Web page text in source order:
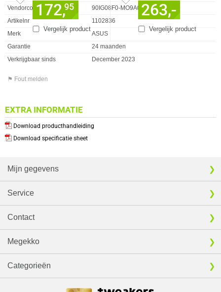
Vendorcode
90IG08F0-MO9A0V
Artikelnr
1102836
Merk
ASUS
Garantie
24 maanden
Verkrijgbaar sinds
December 2023
⚑ Fout melden
EXTRA INFORMATIE
Download producthandleiding
Download specificatie sheet
Vergelijk product
172,95
Vergelijk product
263,-
Mijn gegevens
Service
Contact
Megekko
Categorieën